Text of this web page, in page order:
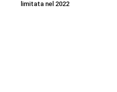
limitata nel 2022